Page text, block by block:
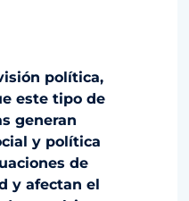
política,
este tipo de
generan
y política
de
y afectan el